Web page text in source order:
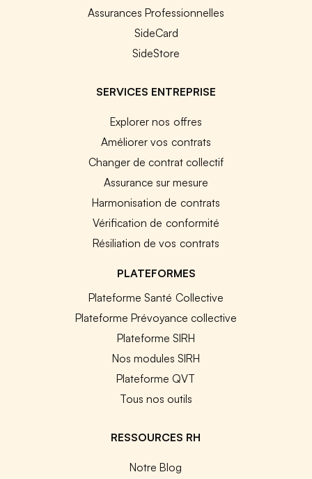
Assurances Professionnelles
SideCard
SideStore
SERVICES ENTREPRISE
Explorer nos offres
Améliorer vos contrats
Changer de contrat collectif
Assurance sur mesure
Harmonisation de contrats
Vérification de conformité
Résiliation de vos contrats
PLATEFORMES
Plateforme Santé Collective
Plateforme Prévoyance collective
Plateforme SIRH
Nos modules SIRH
Plateforme QVT
Tous nos outils
RESSOURCES RH
Notre Blog